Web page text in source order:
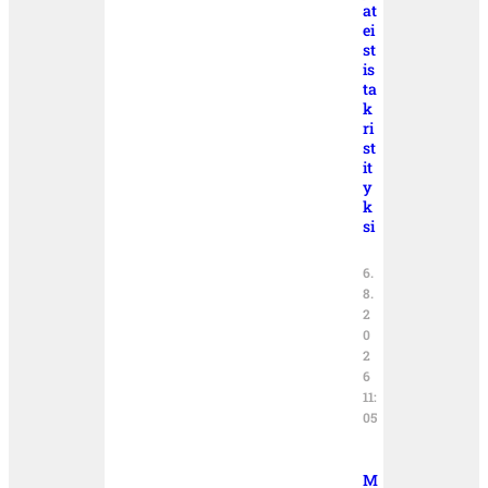
at
ei
st
is
ta
k
ri
st
it
y
k
si
6.
8.
2
0
2
6
11:
05
M